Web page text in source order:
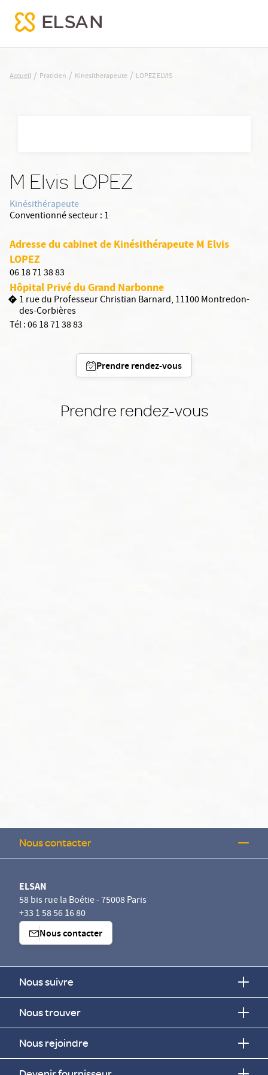
LOPEZ ELVIS
Accueil / Praticien / Kinesitherapeute / LOPEZ ELVIS
M Elvis LOPEZ
Kinésithérapeute
Conventionné secteur : 1
Adresse du cabinet de Kinésithérapeute M Elvis
LOPEZ
06 18 71 38 83
Hôpital Privé du Grand Narbonne
1 rue du Professeur Christian Barnard, 11100 Montredon-
des-Corbières
Tél :06 18 71 38 83
Prendre rendez-vous
Prendre rendez-vous
Nous contacter
ELSAN
58 bis rue la Boétie - 75008 Paris
+33 1 58 56 16 80
Nous contacter
Nous suivre
Nous trouver
Nous rejoindre